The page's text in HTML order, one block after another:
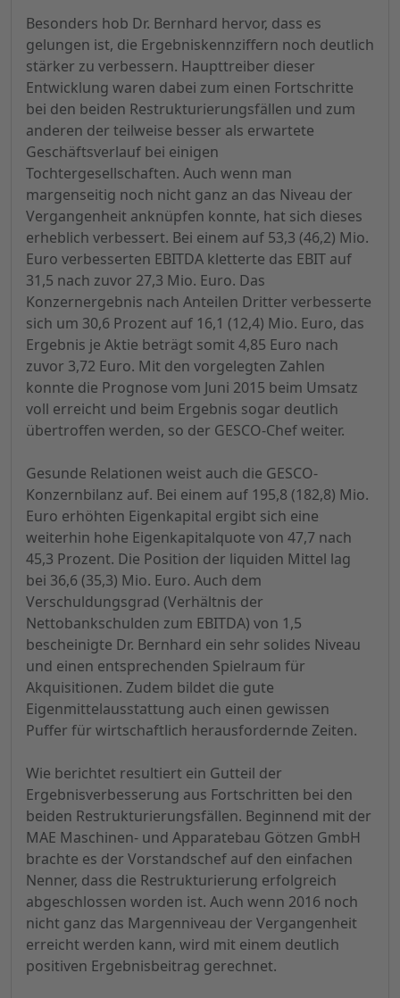
Besonders hob Dr. Bernhard hervor, dass es
gelungen ist, die Ergebniskennziffern noch deutlich
stärker zu verbessern. Haupttreiber dieser
Entwicklung waren dabei zum einen Fortschritte
bei den beiden Restrukturierungsfällen und zum
anderen der teilweise besser als erwartete
Geschäftsverlauf bei einigen
Tochtergesellschaften. Auch wenn man
margenseitig noch nicht ganz an das Niveau der
Vergangenheit anknüpfen konnte, hat sich dieses
erheblich verbessert. Bei einem auf 53,3 (46,2) Mio.
Euro verbesserten EBITDA kletterte das EBIT auf
31,5 nach zuvor 27,3 Mio. Euro. Das
Konzernergebnis nach Anteilen Dritter verbesserte
sich um 30,6 Prozent auf 16,1 (12,4) Mio. Euro, das
Ergebnis je Aktie beträgt somit 4,85 Euro nach
zuvor 3,72 Euro. Mit den vorgelegten Zahlen
konnte die Prognose vom Juni 2015 beim Umsatz
voll erreicht und beim Ergebnis sogar deutlich
übertroffen werden, so der GESCO-Chef weiter.
Gesunde Relationen weist auch die GESCO-
Konzernbilanz auf. Bei einem auf 195,8 (182,8) Mio.
Euro erhöhten Eigenkapital ergibt sich eine
weiterhin hohe Eigenkapitalquote von 47,7 nach
45,3 Prozent. Die Position der liquiden Mittel lag
bei 36,6 (35,3) Mio. Euro. Auch dem
Verschuldungsgrad (Verhältnis der
Nettobankschulden zum EBITDA) von 1,5
bescheinigte Dr. Bernhard ein sehr solides Niveau
und einen entsprechenden Spielraum für
Akquisitionen. Zudem bildet die gute
Eigenmittelausstattung auch einen gewissen
Puffer für wirtschaftlich herausfordernde Zeiten.
Wie berichtet resultiert ein Gutteil der
Ergebnisverbesserung aus Fortschritten bei den
beiden Restrukturierungsfällen. Beginnend mit der
MAE Maschinen- und Apparatebau Götzen GmbH
brachte es der Vorstandschef auf den einfachen
Nenner, dass die Restrukturierung erfolgreich
abgeschlossen worden ist. Auch wenn 2016 noch
nicht ganz das Margenniveau der Vergangenheit
erreicht werden kann, wird mit einem deutlich
positiven Ergebnisbeitrag gerechnet.